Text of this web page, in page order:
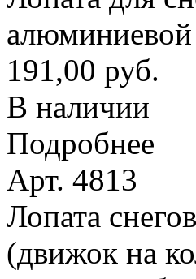
191,00 руб.
В наличии
Подробнее
Арт. 4813
Лопата
(движок на